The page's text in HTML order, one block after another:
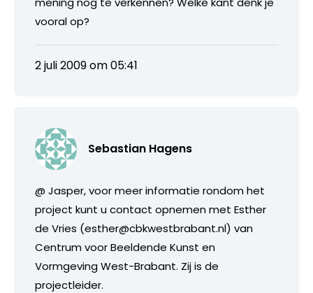
vooral op?
2 juli 2009 om 05:41
Sebastian Hagens
@ Jasper, voor meer informatie rondom het
project kunt u contact opnemen met Esther
de Vries (esther@cbkwestbrabant.nl) van
Centrum voor Beeldende Kunst en
Vormgeving West-Brabant. Zij is de
projectleider.